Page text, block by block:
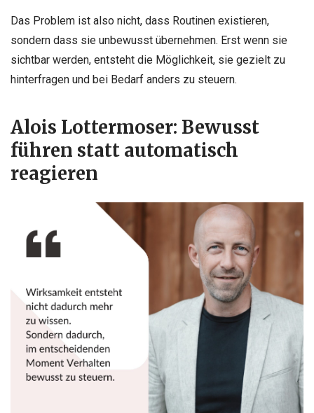
Das Problem ist also nicht, dass Routinen existieren,
sondern dass sie unbewusst übernehmen. Erst wenn sie
sichtbar werden, entsteht die Möglichkeit, sie gezielt zu
hinterfragen und bei Bedarf anders zu steuern.
Alois Lottermoser: Bewusst
führen statt automatisch
reagieren